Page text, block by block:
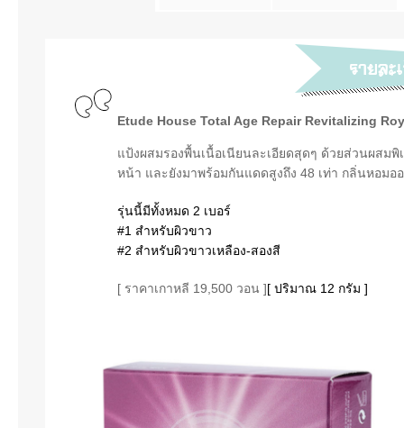
Etude House Total Age Repair Revitalizing
แป้งผสมรองพื้นเนื้อเนียนละเอียดสุดๆ ด้วยส่วนผสม
หน้า และยังมาพร้อมกันแดดสูงถึง 48 เท่า กลิ่นหอม
รุ่นนี้มีทั้งหมด 2 เบอร์
#1 สำหรับผิวขาว
#2 สำหรับผิวขาวเหลือง-สองสี
[ ราคาเกาหลี 19,500 วอน ][ ปริมาณ 12 กรัม ]